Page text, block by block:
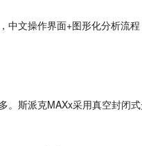
中文操作界面+图形化分析流
。斯派克MAXx采用真空封闭